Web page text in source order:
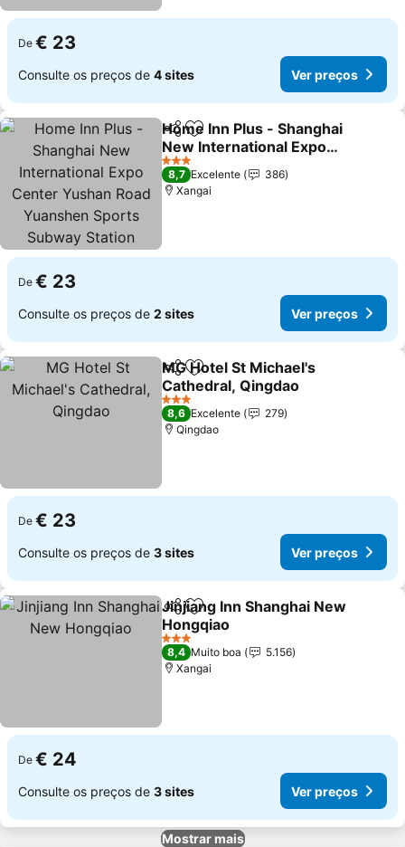
De € 23
Consulte os preços de 4 sites Ver preços
PartilharAdicionar aos favoritos
Home Inn Plus - Shanghai
New International Expo
Center Yushan Road
Yuanshen Sports Subway
Station
3 Estrelas
8,7 Excelente
386
Xangai
De € 23
Consulte os preços de 2 sites Ver preços
PartilharAdicionar aos favoritos
MG Hotel St Michael's
Cathedral, Qingdao
3 Estrelas
8,6 Excelente
279
Qingdao
De € 23
Consulte os preços de 3 sites Ver preços
PartilharAdicionar aos favoritos
Jinjiang Inn Shanghai New
Hongqiao
3 Estrelas
8,4 Muito boa
5.156
Xangai
De € 24
Consulte os preços de 3 sites Ver preços
Mostrar mais